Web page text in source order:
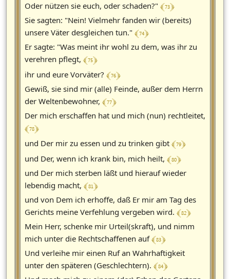
Oder nützen sie euch, oder schaden?" ﴾ 73 ﴿
Sie sagten: "Nein! Vielmehr fanden wir (bereits)
unsere Väter desgleichen tun." ﴾ 74 ﴿
Er sagte: "Was meint ihr wohl zu dem, was ihr zu
verehren pflegt, ﴾ 75 ﴿
ihr und eure Vorväter? ﴾ 76 ﴿
Gewiß, sie sind mir (alle) Feinde, außer dem Herrn
der Weltenbewohner, ﴾ 77 ﴿
Der mich erschaffen hat und mich (nun) rechtleitet,
﴾ 78 ﴿
und Der mir zu essen und zu trinken gibt ﴾ 79 ﴿
und Der, wenn ich krank bin, mich heilt, ﴾ 80 ﴿
und Der mich sterben läßt und hierauf wieder
lebendig macht, ﴾ 81 ﴿
und von Dem ich erhoffe, daß Er mir am Tag des
Gerichts meine Verfehlung vergeben wird. ﴾ 82 ﴿
Mein Herr, schenke mir Urteil(skraft), und nimm
mich unter die Rechtschaffenen auf﴾ 83 ﴿
Und verleihe mir einen Ruf an Wahrhaftigkeit
unter den späteren (Geschlechtern). ﴾ 84 ﴿